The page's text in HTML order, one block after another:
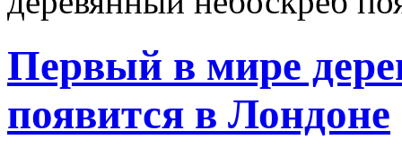
Первый в мире
появится в Лондоне